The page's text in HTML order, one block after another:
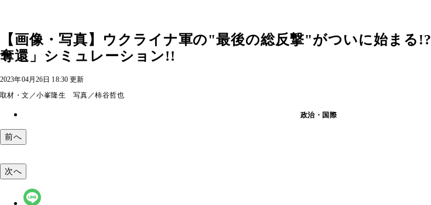
【画像・写真】ウクライナ軍の"最後の総反撃"がついに始ま
奪還」シミュレーション!!
2023年04月26日 18:30 更新
取材・文／小峯隆生 写真／柿谷哲也
政治・国際
前へ
次へ